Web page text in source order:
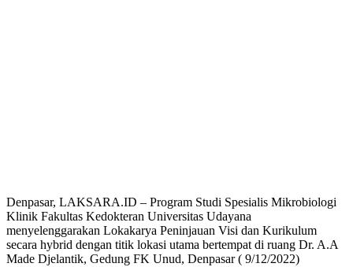
Denpasar, LAKSARA.ID – Program Studi Spesialis Mikrobiologi
Klinik Fakultas Kedokteran Universitas Udayana
menyelenggarakan Lokakarya Peninjauan Visi dan Kurikulum
secara hybrid dengan titik lokasi utama bertempat di ruang Dr. A.A
Made Djelantik, Gedung FK Unud, Denpasar ( 9/12/2022)